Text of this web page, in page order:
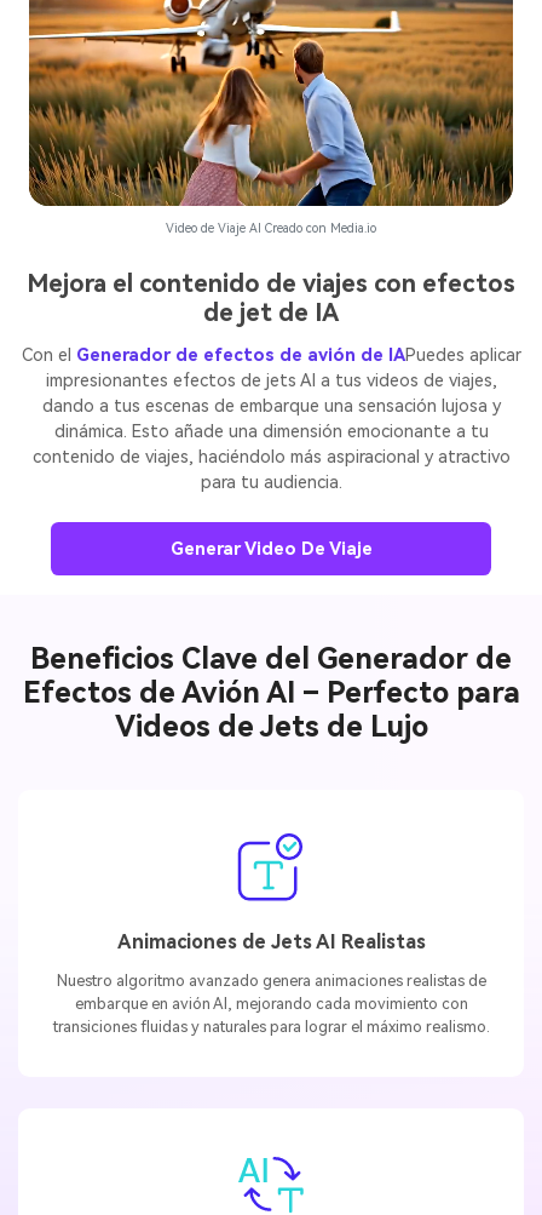
Mejora el contenido de viajes con efectos
de jet de IA
Con el Generador de efectos de avión de IAPuedes aplicar
impresionantes efectos de jets AI a tus videos de viajes,
dando a tus escenas de embarque una sensación lujosa y
dinámica. Esto añade una dimensión emocionante a tu
contenido de viajes, haciéndolo más aspiracional y atractivo
para tu audiencia.
Generar Video De Viaje
Video de Viaje AI Creado con Media.io
Beneficios Clave del Generador de
Efectos de Avión AI – Perfecto para
Videos de Jets de Lujo
Animaciones de Jets AI Realistas
Nuestro algoritmo avanzado genera animaciones realistas de
embarque en avión AI, mejorando cada movimiento con
transiciones fluidas y naturales para lograr el máximo realismo.